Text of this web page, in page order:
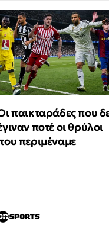
παικταράδες που
ποτέ οι θρύλοι
περιμέναμε